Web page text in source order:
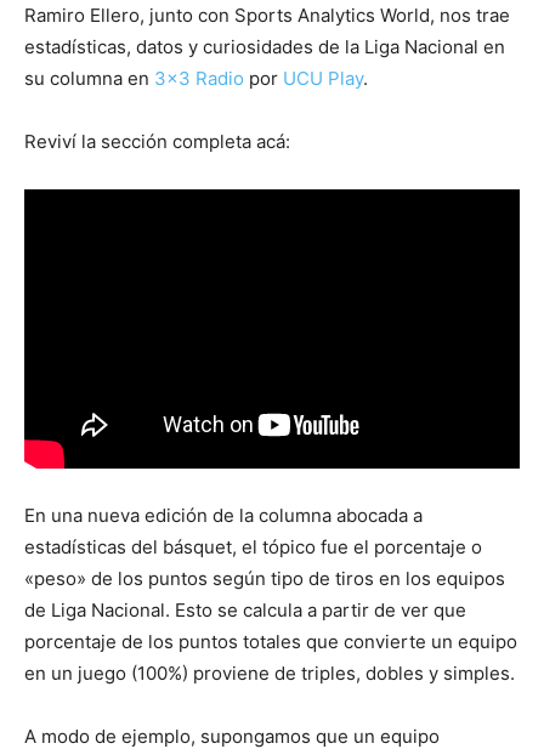
Ramiro Ellero, junto con Sports Analytics World, nos trae
estadísticas, datos y curiosidades de la Liga Nacional en
su columna en 3×3 Radio por UCU Play.
Reviví la sección completa acá:
En una nueva edición de la columna abocada a
estadísticas del básquet, el tópico fue el porcentaje o
«peso» de los puntos según tipo de tiros en los equipos
de Liga Nacional. Esto se calcula a partir de ver que
porcentaje de los puntos totales que convierte un equipo
en un juego (100%) proviene de triples, dobles y simples.
A modo de ejemplo, supongamos que un equipo